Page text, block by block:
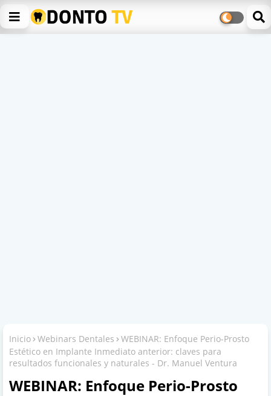
Inicio Webinars Dentales
WEBINAR: Enfoque Perio-Prosto
Estético en Implante Inmediato anterior: claves para
resultados funcionales y naturales - Dr. Manuel Ventura
WEBINAR: Enfoque Perio-Prosto